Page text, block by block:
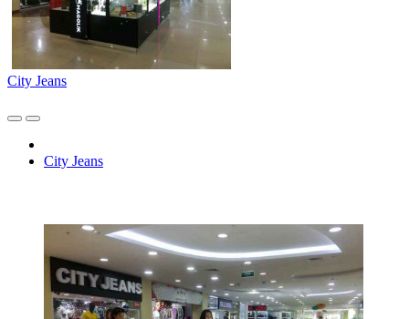
City Jeans
City Jeans